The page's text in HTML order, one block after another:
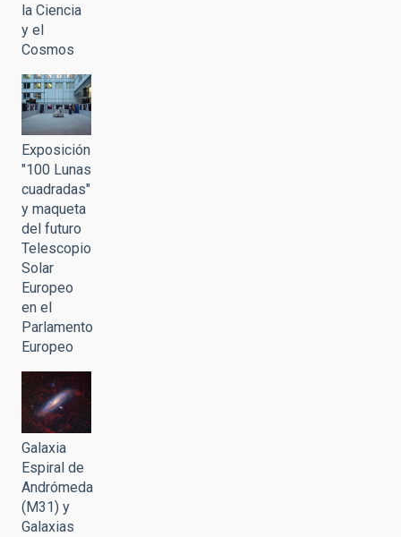
la Ciencia
y el
Cosmos
Exposición
"100 Lunas
cuadradas"
y maqueta
del futuro
Telescopio
Solar
Europeo
en el
Parlamento
Europeo
Galaxia
Espiral de
Andrómeda
(M31) y
Galaxias